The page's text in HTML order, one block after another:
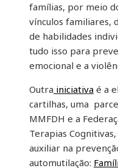
famílias, por meio
vínculos familiares,
de habilidades
tudo isso para
emocional e a
Outra iniciativa é a
cartilhas, uma
MMFDH e a
Terapias
auxiliar na
automutilação: